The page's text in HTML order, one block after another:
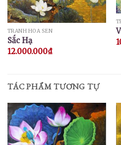
TRANH HOA SEN
Sắc Hạ
12.000.000₫
TÁC PHẨM TƯƠNG TỰ